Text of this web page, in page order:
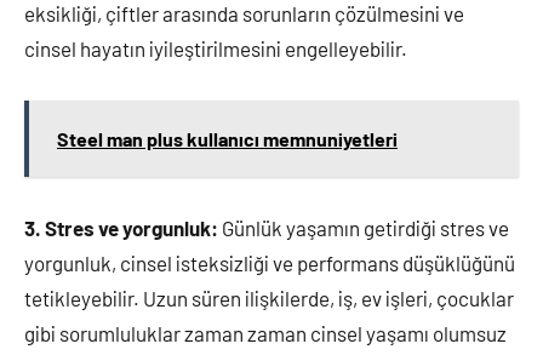
eksikliği, çiftler arasında sorunların çözülmesini ve
cinsel hayatın iyileştirilmesini engelleyebilir.
Steel man plus kullanıcı memnuniyetleri
3. Stres ve yorgunluk: Günlük yaşamın getirdiği stres ve
yorgunluk, cinsel isteksizliği ve performans düşüklüğünü
tetikleyebilir. Uzun süren ilişkilerde, iş, ev işleri, çocuklar
gibi sorumluluklar zaman zaman cinsel yaşamı olumsuz